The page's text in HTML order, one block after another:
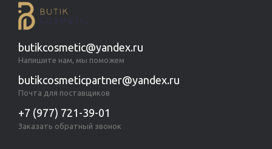
butikcosmetic@yandex.ru
Напишите нам, мы поможем
butikcosmeticpartner@yandex.ru
Почта для поставщиков
+7 (977) 721-39-01
Заказать обратный звонок